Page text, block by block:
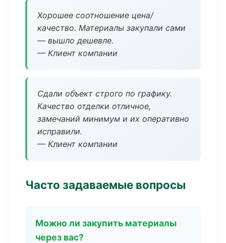
Хорошее соотношение цена/
качество. Материалы закупали сами
— вышло дешевле.
— Клиент компании
Сдали объект строго по графику.
Качество отделки отличное,
замечаний минимум и их оперативно
исправили.
— Клиент компании
Часто задаваемые вопросы
Можно ли закупить материалы
через вас?